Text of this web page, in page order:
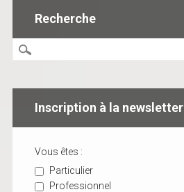
Recherche
Inscription à la newsletter
Vous êtes :
Particulier
Professionnel